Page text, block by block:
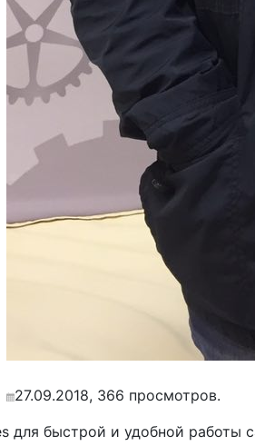
27.09.2018, 366 просмотров.
для быстрой и удобной работы